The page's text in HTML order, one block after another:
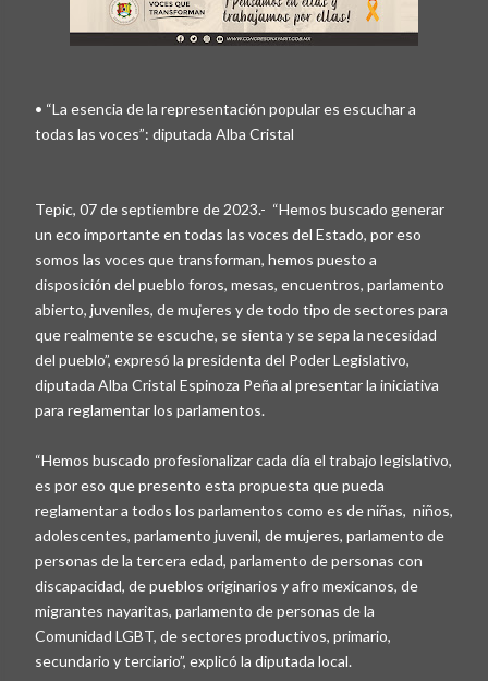
• “La esencia de la representación popular es escuchar a
todas las voces”: diputada Alba Cristal
Tepic, 07 de septiembre de 2023.- “Hemos buscado generar
un eco importante en todas las voces del Estado, por eso
somos las voces que transforman, hemos puesto a
disposición del pueblo foros, mesas, encuentros, parlamento
abierto, juveniles, de mujeres y de todo tipo de sectores para
que realmente se escuche, se sienta y se sepa la necesidad
del pueblo”, expresó la presidenta del Poder Legislativo,
diputada Alba Cristal Espinoza Peña al presentar la iniciativa
para reglamentar los parlamentos.
“Hemos buscado profesionalizar cada día el trabajo legislativo,
es por eso que presento esta propuesta que pueda
reglamentar a todos los parlamentos como es de niñas, niños,
adolescentes, parlamento juvenil, de mujeres, parlamento de
personas de la tercera edad, parlamento de personas con
discapacidad, de pueblos originarios y afro mexicanos, de
migrantes nayaritas, parlamento de personas de la
Comunidad LGBT, de sectores productivos, primario,
secundario y terciario”, explicó la diputada local.